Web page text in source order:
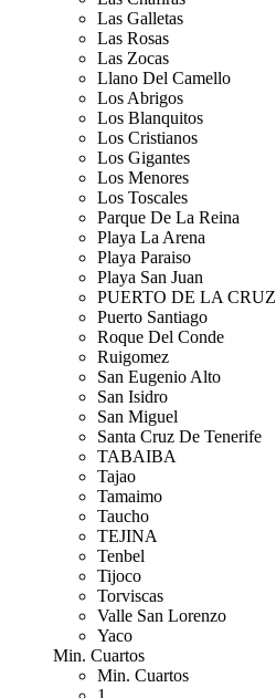
Las Galletas
Las Rosas
Las Zocas
Llano Del Camello
Los Abrigos
Los Blanquitos
Los Cristianos
Los Gigantes
Los Menores
Los Toscales
Parque De La Reina
Playa La Arena
Playa Paraiso
Playa San Juan
PUERTO DE LA CRUZ
Puerto Santiago
Roque Del Conde
Ruigomez
San Eugenio Alto
San Isidro
San Miguel
Santa Cruz De Tenerife
TABAIBA
Tajao
Tamaimo
Taucho
TEJINA
Tenbel
Tijoco
Torviscas
Valle San Lorenzo
Yaco
Min. Cuartos
Min. Cuartos